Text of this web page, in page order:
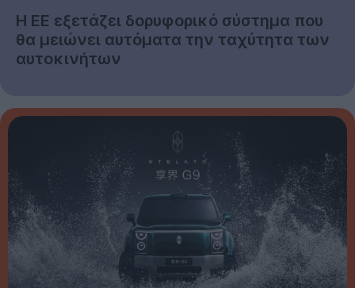
Η ΕΕ εξετάζει δορυφορικό σύστημα που
θα μειώνει αυτόματα την ταχύτητα των
αυτοκινήτων